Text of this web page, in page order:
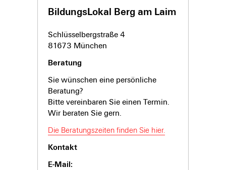
BildungsLokal Berg am Laim
Schlüsselbergstraße 4
81673 München
Beratung
Sie wünschen eine persönliche
Beratung?
Bitte vereinbaren Sie einen Termin.
Wir beraten Sie gern.
Die Beratungszeiten finden Sie hier.
Kontakt
E-Mail: